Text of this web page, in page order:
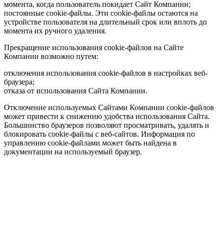
момента, когда пользователь покидает Сайт Компании;
постоянные cookie-файлы. Эти cookie-файлы остаются на
устройстве пользователя на длительный срок или вплоть до
момента их ручного удаления.
Прекращение использования cookie-файлов на Сайте
Компании возможно путем:
отключения использования cookie-файлов в настройках веб-
браузера;
отказа от использования Сайта Компании.
Отключение используемых Сайтами Компании cookie-файлов
может привести к снижению удобства использования Сайта.
Большинство браузеров позволяют просматривать, удалять и
блокировать cookie-файлы c веб-сайтов. Информация по
управлению cookie-файлами может быть найдена в
документации на используемый браузер.